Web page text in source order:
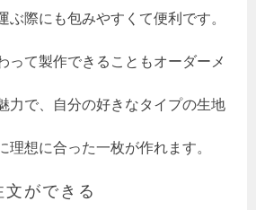
ぶ際にも包みやすくて便利です。
って製作できることもオーダーメ
力で、自分の好きなタイプの生地
理想に合った一枚が作れます。
ができる